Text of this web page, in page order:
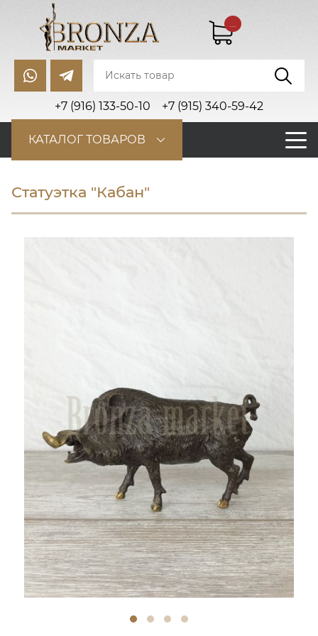
+7 (916) 133-50-10 +7 (915) 340-59-42
...
КАТАЛОГ ТОВАРОВ
Статуэтка "Кабан"